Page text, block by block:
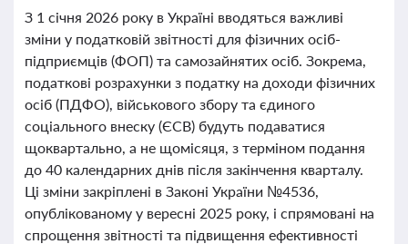
З 1 січня 2026 року в Україні вводяться важливі
зміни у податковій звітності для фізичних осіб-
підприємців (ФОП) та самозайнятих осіб. Зокрема,
податкові розрахунки з податку на доходи фізичних
осіб (ПДФО), військового збору та єдиного
соціального внеску (ЄСВ) будуть подаватися
щоквартально, а не щомісяця, з терміном подання
до 40 календарних днів після закінчення кварталу.
Ці зміни закріплені в Законі України №4536,
опублікованому у вересні 2025 року, і спрямовані на
спрощення звітності та підвищення ефективності